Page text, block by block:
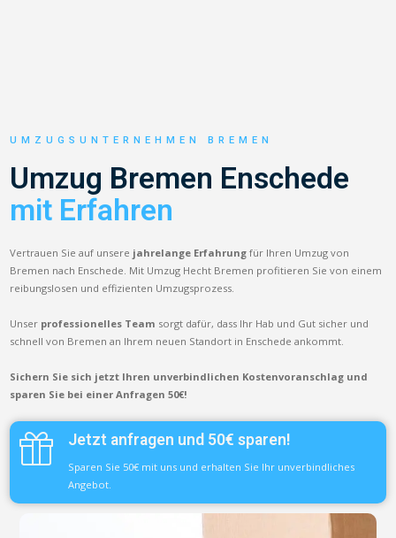
UMZUGSUNTERNEHMEN BREMEN
Umzug Bremen Enschede
mit Erfahren
Vertrauen Sie auf unsere jahrelange Erfahrung für Ihren Umzug von
Bremen nach Enschede. Mit Umzug Hecht Bremen profitieren Sie von einem
reibungslosen und effizienten Umzugsprozess.
Unser professionelles Team sorgt dafür, dass Ihr Hab und Gut sicher und
schnell von Bremen an Ihrem neuen Standort in Enschede ankommt.
Sichern Sie sich jetzt Ihren unverbindlichen Kostenvoranschlag und
sparen Sie bei einer Anfragen 50€!
Jetzt anfragen und 50€ sparen!
Sparen Sie 50€ mit uns und erhalten Sie Ihr unverbindliches
Angebot.